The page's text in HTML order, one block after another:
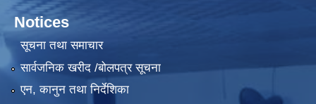
Notices
सूचना तथा समाचार
सार्वजनिक खरीद /बोलपत्र सूचना
एन, कानुन तथा निर्देशिका